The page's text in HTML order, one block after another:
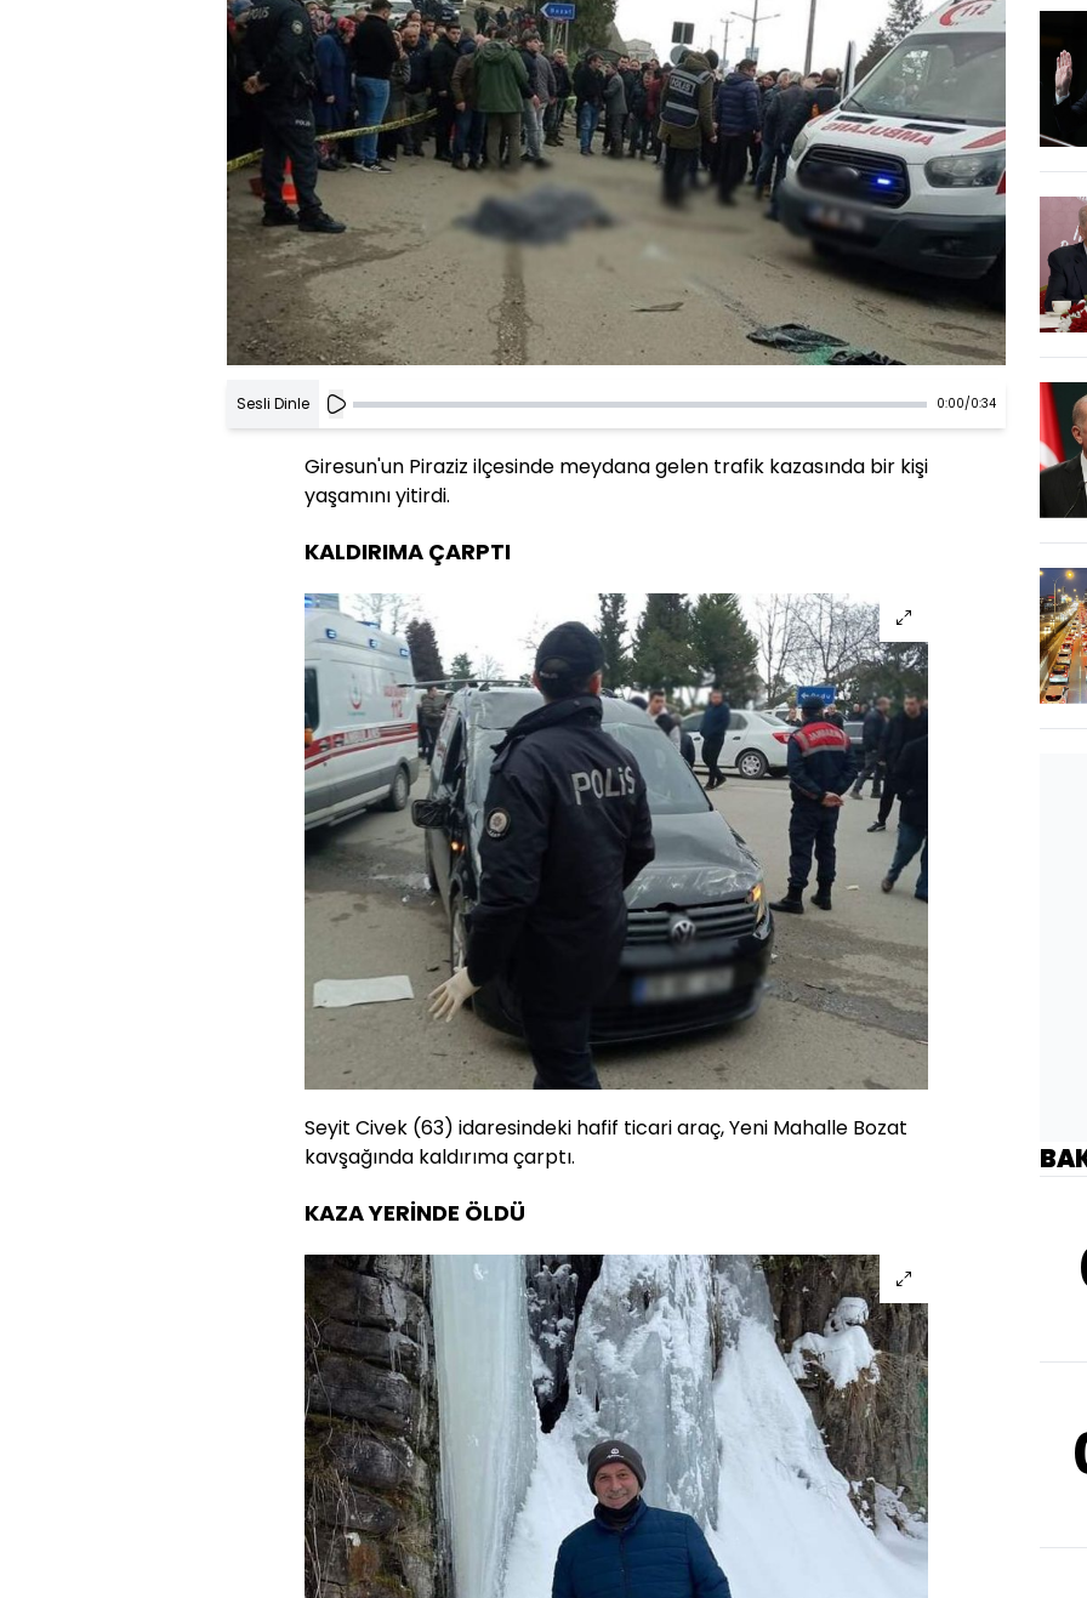
Sesli Dinle 0:00/0:34
Giresun'un Piraziz ilçesinde meydana gelen trafik kazasında bir kişi
yaşamını yitirdi.
KALDIRIMA ÇARPTI
Seyit Civek (63) idaresindeki hafif ticari araç, Yeni Mahalle Bozat
kavşağında kaldırıma çarptı.
KAZA YERİNDE ÖLDÜ